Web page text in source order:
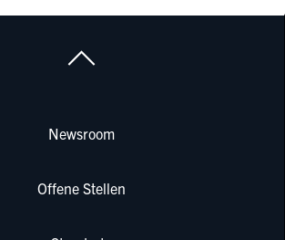
Newsroom
Offene Stellen